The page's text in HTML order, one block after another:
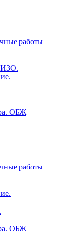
работы
ИЗО.
ОБЖ
работы
ОБЖ